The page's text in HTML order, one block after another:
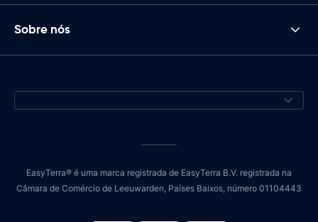
Sobre nós
EasyTerra® é uma marca registrada de EasyTerra B.V. registrada na
Câmara de Comércio de Leeuwarden, Países Baixos, número 01104443